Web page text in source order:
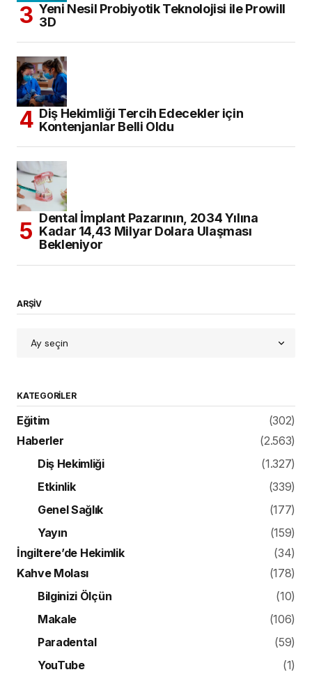
Yeni Nesil Probiyotik Teknolojisi ile Prowill
3D
Diş Hekimliği Tercih Edecekler için
Kontenjanlar Belli Oldu
Dental İmplant Pazarının, 2034 Yılına
Kadar 14,43 Milyar Dolara Ulaşması
Bekleniyor
ARŞİV
KATEGORILER
Eğitim
(302)
Haberler
(2.563)
Diş Hekimliği
(1.327)
Etkinlik
(339)
Genel Sağlık
(177)
Yayın
(159)
İngiltere’de Hekimlik
(34)
Kahve Molası
(178)
Bilginizi Ölçün
(10)
Makale
(106)
Paradental
(59)
YouTube
(1)